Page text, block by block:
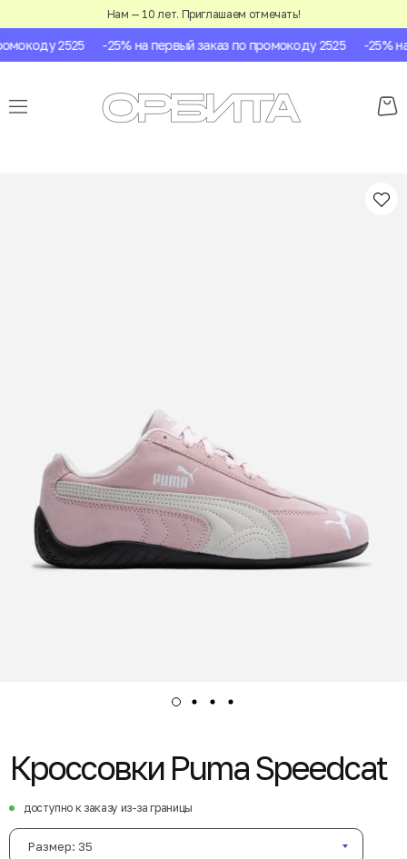
Нам — 10 лет. Приглашаем отмечать!
2525 -25% на первый заказ по промокоду 2525 -25%
Кроссовки Puma Speedcat
доступно к заказу из-за границы
Размер: 35